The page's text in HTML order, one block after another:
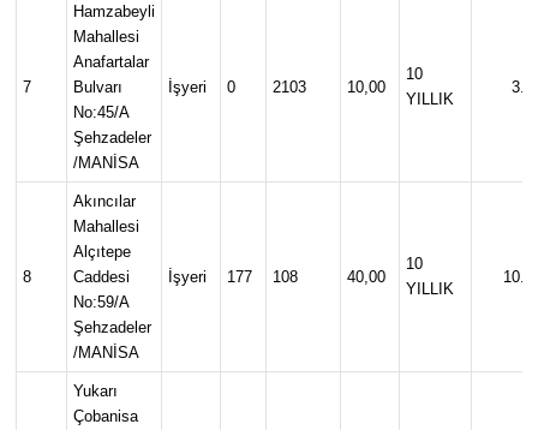
7
Hamzabeyli
Mahallesi
Anafartalar
Bulvarı
No:45/A
Şehzadeler
/MANİSA
İşyeri 0 2103 10,00
10
YILLIK
8
Akıncılar
Mahallesi
Alçıtepe
Caddesi
No:59/A
Şehzadeler
/MANİSA
İşyeri 177 108 40,00
10
YILLIK
Yukarı
Çobanisa